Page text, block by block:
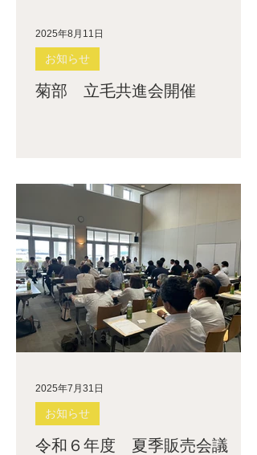
菊部 立毛共進会開催
お知らせ
2025年8月11日
令和６年度 夏季販売会議
お知らせ
2025年7月31日